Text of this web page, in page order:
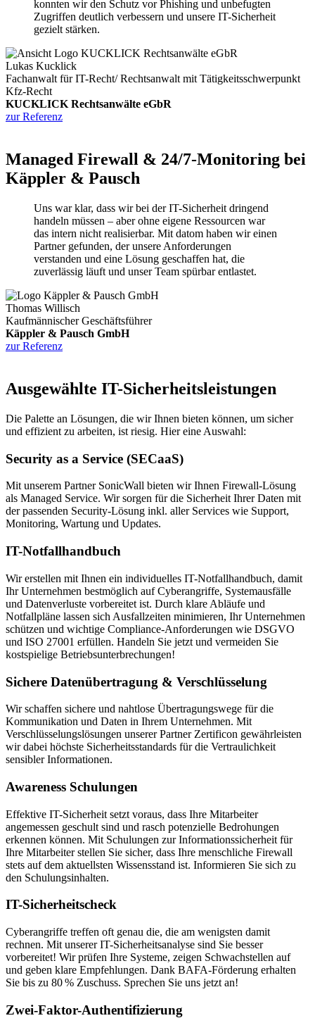
konnten wir den Schutz vor Phishing und unbefugten
Zugriffen deutlich verbessern und unsere IT-Sicherheit
gezielt stärken.
Lukas Kucklick
Fachanwalt für IT-Recht/ Rechtsanwalt mit Tätigkeitsschwerpunkt
Kfz-Recht
KUCKLICK Rechtsanwälte eGbR
zur Referenz
Managed Firewall & 24/7-Monitoring bei
Käppler & Pausch
Uns war klar, dass wir bei der IT-Sicherheit dringend
handeln müssen – aber ohne eigene Ressourcen war
das intern nicht realisierbar. Mit datom haben wir einen
Partner gefunden, der unsere Anforderungen
verstanden und eine Lösung geschaffen hat, die
zuverlässig läuft und unser Team spürbar entlastet.
Thomas Willisch
Kaufmännischer Geschäftsführer
Käppler & Pausch GmbH
zur Referenz
Ausgewählte IT-Sicherheitsleistungen
Die Palette an Lösungen, die wir Ihnen bieten können, um sicher
und effizient zu arbeiten, ist riesig. Hier eine Auswahl:
Security as a Service (SECaaS)
Mit unserem Partner SonicWall bieten wir Ihnen Firewall-Lösung
als Managed Service. Wir sorgen für die Sicherheit Ihrer Daten mit
der passenden Security-Lösung inkl. aller Services wie Support,
Monitoring, Wartung und Updates.
IT-Notfallhandbuch
Wir erstellen mit Ihnen ein individuelles IT-Notfallhandbuch, damit
Ihr Unternehmen bestmöglich auf Cyberangriffe, Systemausfälle
und Datenverluste vorbereitet ist. Durch klare Abläufe und
Notfallpläne lassen sich Ausfallzeiten minimieren, Ihr Unternehmen
schützen und wichtige Compliance-Anforderungen wie DSGVO
und ISO 27001 erfüllen. Handeln Sie jetzt und vermeiden Sie
kostspielige Betriebsunterbrechungen!
Sichere Datenübertragung & Verschlüsselung
Wir schaffen sichere und nahtlose Übertragungswege für die
Kommunikation und Daten in Ihrem Unternehmen. Mit
Verschlüsselungslösungen unserer Partner Zertificon gewährleisten
wir dabei höchste Sicherheitsstandards für die Vertraulichkeit
sensibler Informationen.
Awareness Schulungen
Effektive IT-Sicherheit setzt voraus, dass Ihre Mitarbeiter
angemessen geschult sind und rasch potenzielle Bedrohungen
erkennen können. Mit Schulungen zur Informationssicherheit für
Ihre Mitarbeiter stellen Sie sicher, dass Ihre menschliche Firewall
stets auf dem aktuellsten Wissensstand ist. Informieren Sie sich zu
den Schulungsinhalten.
IT-Sicherheitscheck
Cyberangriffe treffen oft genau die, die am wenigsten damit
rechnen. Mit unserer IT-Sicherheitsanalyse sind Sie besser
vorbereitet! Wir prüfen Ihre Systeme, zeigen Schwachstellen auf
und geben klare Empfehlungen. Dank BAFA-Förderung erhalten
Sie bis zu 80 % Zuschuss. Sprechen Sie uns jetzt an!
Zwei-Faktor-Authentifizierung